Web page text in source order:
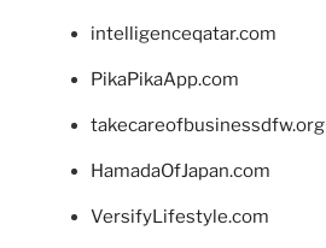
intelligenceqatar.com
PikaPikaApp.com
takecareofbusinessdfw.org
HamadaOfJapan.com
VersifyLifestyle.com